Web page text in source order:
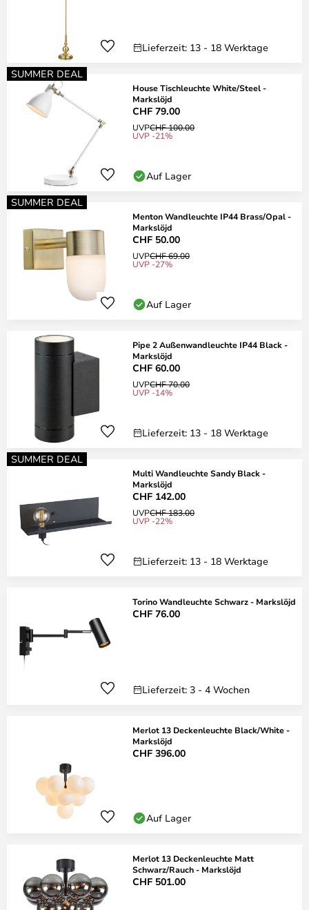
Lieferzeit: 13 - 18 Werktage
SUMMER DEAL
House Tischleuchte White/Steel -
Markslöjd
CHF 79.00
UVPCHF 100.00
UVP -21%
Auf Lager
SUMMER DEAL
Menton Wandleuchte IP44 Brass/Opal -
Markslöjd
CHF 50.00
UVPCHF 69.00
UVP -27%
Auf Lager
Pipe 2 Außenwandleuchte IP44 Black -
Markslöjd
CHF 60.00
UVPCHF 70.00
UVP -14%
Lieferzeit: 13 - 18 Werktage
SUMMER DEAL
Multi Wandleuchte Sandy Black -
Markslöjd
CHF 142.00
UVPCHF 183.00
UVP -22%
Lieferzeit: 13 - 18 Werktage
Torino Wandleuchte Schwarz - Markslöjd
CHF 76.00
Lieferzeit: 3 - 4 Wochen
Merlot 13 Deckenleuchte Black/White -
Markslöjd
CHF 396.00
Auf Lager
Merlot 13 Deckenleuchte Matt
Schwarz/Rauch - Markslöjd
CHF 501.00